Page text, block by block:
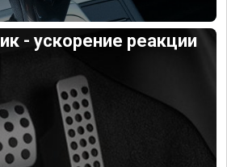
- ускорение реакции